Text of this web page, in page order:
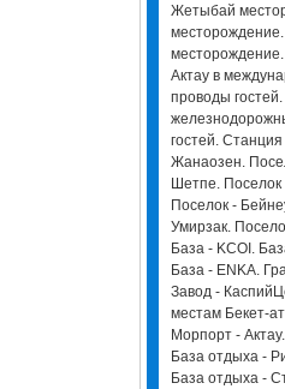
Жетыбай
месторождение.
Актау в
проводы гостей.
гостей.
Жанаозен.
Шетпе. Поселок
Поселок -
Умирзак.
База - KCOI.
База - ENKA.
Завод -
местам Бекет-
Морпорт -
База отдыха -
База отдыха -